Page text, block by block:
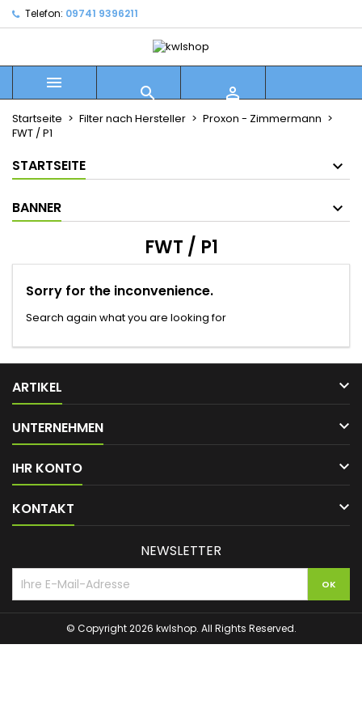
Telefon: 09741 9396211
  
Startseite Filter nach Hersteller
Proxon - Zimmermann
FWT / P1
STARTSEITE
BANNER
FWT / P1
Sorry for the inconvenience.
Search again what you are looking for
ARTIKEL 
UNTERNEHMEN 
IHR KONTO 
KONTAKT 
NEWSLETTER
© Copyright 2026 kwlshop. All Rights Reserved.